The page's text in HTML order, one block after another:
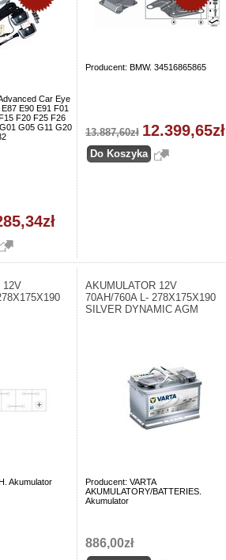
Car Eye
E90 E91 F01
F20 F25 F26
G05 G11 G20
Producent: BMW. 34516865865
13.887,60zł 12.399,65zł
12V
Akumulator
AKUMULATOR 12V
70AH/760A L- 278X175X190
SILVER DYNAMIC AGM
Producent: VARTA
AKUMULATORY/BATTERIES.
Akumulator
886,00zł